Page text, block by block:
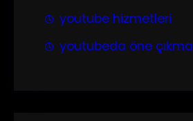
youtube hizmetleri
youtubeda öne çıkma